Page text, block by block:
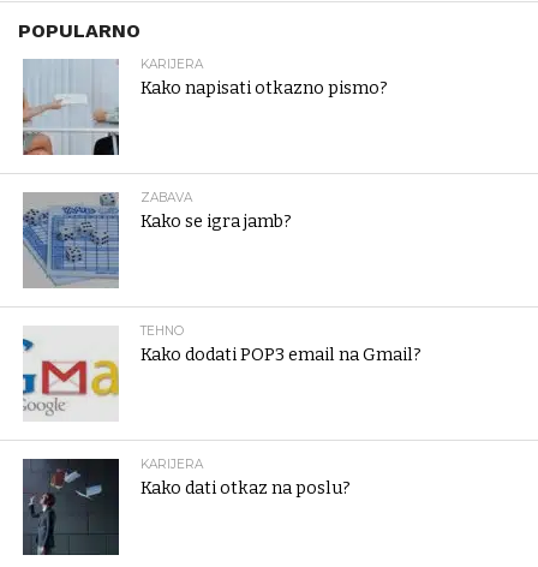
POPULARNO
KARIJERA
Kako napisati otkazno pismo?
ZABAVA
Kako se igra jamb?
TEHNO
Kako dodati POP3 email na Gmail?
KARIJERA
Kako dati otkaz na poslu?